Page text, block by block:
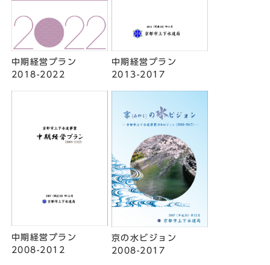
中期経営プラン
2018-2022
中期経営プラン
2013-2017
中期経営プラン
2008-2012
京の水ビジョン
2008-2017